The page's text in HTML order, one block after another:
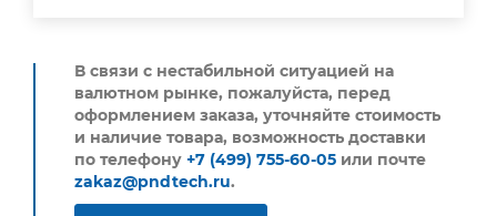
В связи с нестабильной ситуацией на
валютном рынке, пожалуйста, перед
оформлением заказа, уточняйте стоимость
и наличие товара, возможность доставки
по телефону +7 (499) 755-60-05 или почте
zakaz@pndtech.ru.